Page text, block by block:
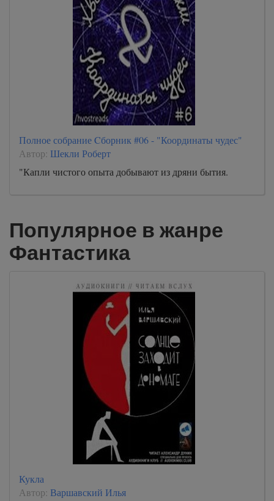
Полное собрание Cборник #06 - "Координаты чудес"
Автор: Шекли Роберт
"Капли чистого опыта добывают из дряни бытия.
Популярное в жанре
Фантастика
Кукла
Автор: Варшавский Илья